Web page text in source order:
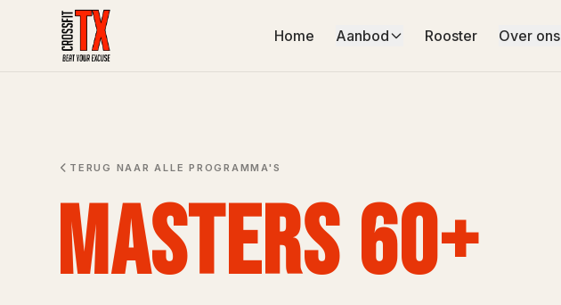
Home Aanbod Rooster Over ons
TERUG NAAR ALLE PROGRAMMA'S
MASTERS 60+